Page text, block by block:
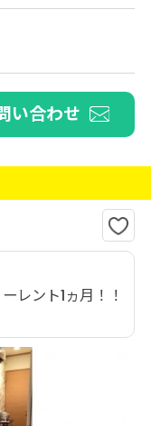
い合わせ
ント1ヵ月！！